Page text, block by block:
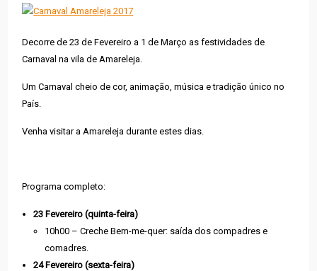
Decorre de 23 de Fevereiro a 1 de Março as festividades de
Carnaval na vila de Amareleja.
Um Carnaval cheio de cor, animação, música e tradição único no
País.
Venha visitar a Amareleja durante estes dias.
Programa completo:
23 Fevereiro (quinta-feira)
10h00 – Creche Bem-me-quer: saída dos compadres e
comadres.
24 Fevereiro (sexta-feira)